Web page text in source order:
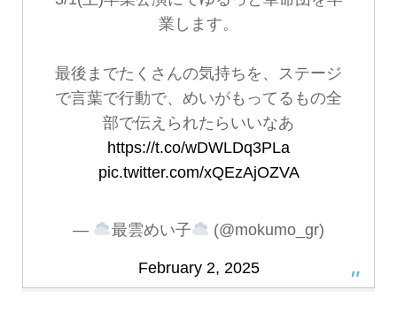
業します。
最後までたくさんの気持ちを、ステージ
で言葉で行動で、めいがもってるもの全
部で伝えられたらいいなあ
https://t.co/wDWLDq3PLa
pic.twitter.com/xQEzAjOZVA
— 最雲めい子 (@mokumo_gr)
February 2, 2025